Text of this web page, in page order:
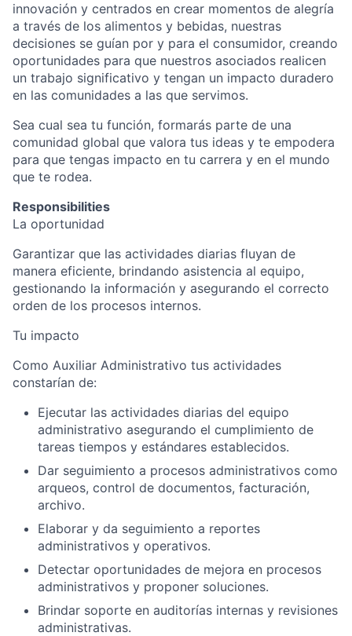
innovación y centrados en crear momentos de alegría
a través de los alimentos y bebidas, nuestras
decisiones se guían por y para el consumidor, creando
oportunidades para que nuestros asociados realicen
un trabajo significativo y tengan un impacto duradero
en las comunidades a las que servimos.
Sea cual sea tu función, formarás parte de una
comunidad global que valora tus ideas y te empodera
para que tengas impacto en tu carrera y en el mundo
que te rodea.
Responsibilities
La oportunidad
Garantizar que las actividades diarias fluyan de
manera eficiente, brindando asistencia al equipo,
gestionando la información y asegurando el correcto
orden de los procesos internos.
Tu impacto
Como Auxiliar Administrativo tus actividades
constarían de:
Ejecutar las actividades diarias del equipo
administrativo asegurando el cumplimiento de
tareas tiempos y estándares establecidos.
Dar seguimiento a procesos administrativos como
arqueos, control de documentos, facturación,
archivo.
Elaborar y da seguimiento a reportes
administrativos y operativos.
Detectar oportunidades de mejora en procesos
administrativos y proponer soluciones.
Brindar soporte en auditorías internas y revisiones
administrativas.